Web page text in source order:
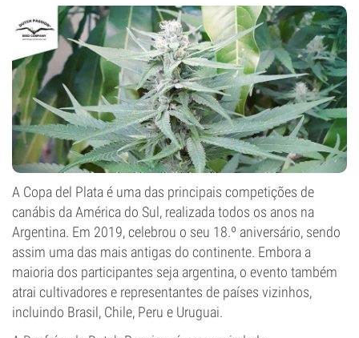
A Copa del Plata é uma das principais competições de
canábis da América do Sul, realizada todos os anos na
Argentina. Em 2019, celebrou o seu 18.º aniversário, sendo
assim uma das mais antigas do continente. Embora a
maioria dos participantes seja argentina, o evento também
atrai cultivadores e representantes de países vizinhos,
incluindo Brasil, Chile, Peru e Uruguai.